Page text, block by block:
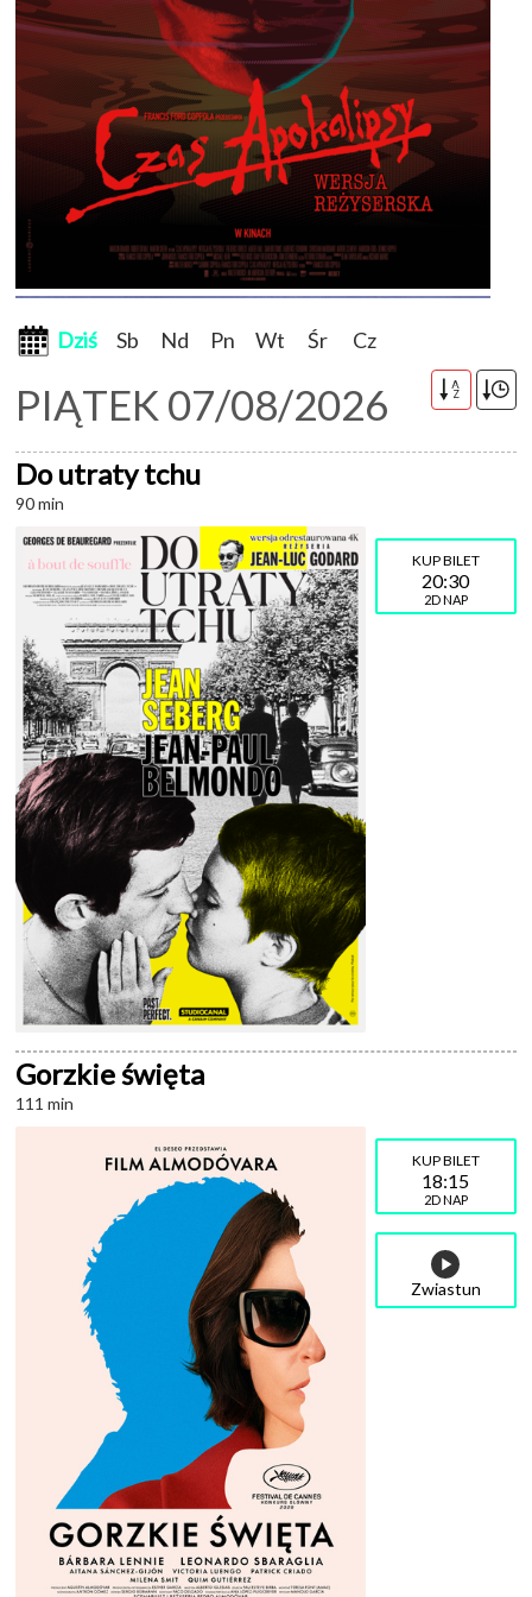
Dziś Sb Nd Pn Wt Śr Cz
PIĄTEK 07/08/2026 A
Z
Do utraty tchu
90 min
20:30
2D NAP
Gorzkie święta
111 min
18:15
2D NAP
Zwiastun